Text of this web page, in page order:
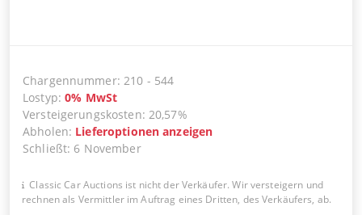
Chargennummer:210 - 544
Lostyp:0% MwSt
Versteigerungskosten: 20,57%
Abholen: Lieferoptionen anzeigen
Schließt: 6 November
Classic Car Auctions ist nicht der Verkäufer. Wir versteigern und
rechnen als Vermittler im Auftrag eines Dritten, des Verkäufers, ab.